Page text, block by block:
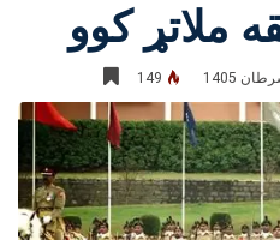
ملاتړ کوو
149